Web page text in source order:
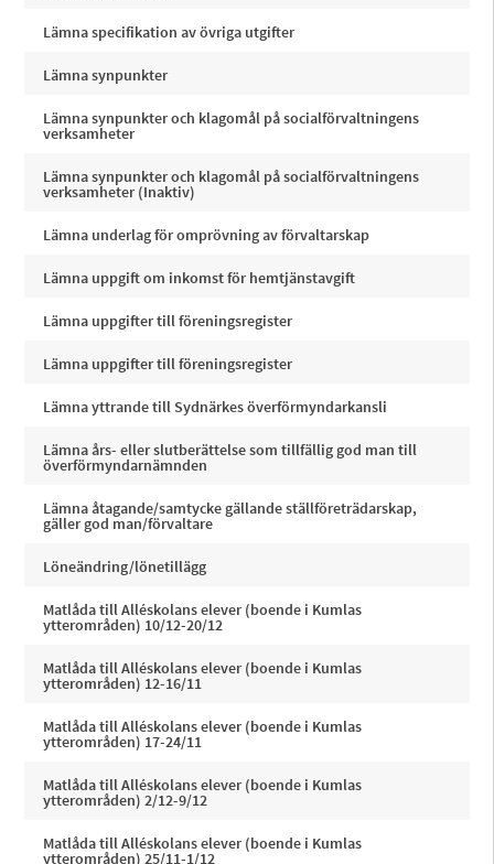
Lämna specifikation av övriga utgifter
Lämna synpunkter
Lämna synpunkter och klagomål på socialförvaltningens
verksamheter
Lämna synpunkter och klagomål på socialförvaltningens
verksamheter (Inaktiv)
Lämna underlag för omprövning av förvaltarskap
Lämna uppgift om inkomst för hemtjänstavgift
Lämna uppgifter till föreningsregister
Lämna uppgifter till föreningsregister
Lämna yttrande till Sydnärkes överförmyndarkansli
Lämna års- eller slutberättelse som tillfällig god man till
överförmyndarnämnden
Lämna åtagande/samtycke gällande ställföreträdarskap,
gäller god man/förvaltare
Löneändring/lönetillägg
Matlåda till Alléskolans elever (boende i Kumlas
ytterområden) 10/12-20/12
Matlåda till Alléskolans elever (boende i Kumlas
ytterområden) 12-16/11
Matlåda till Alléskolans elever (boende i Kumlas
ytterområden) 17-24/11
Matlåda till Alléskolans elever (boende i Kumlas
ytterområden) 2/12-9/12
Matlåda till Alléskolans elever (boende i Kumlas
ytterområden) 25/11-1/12